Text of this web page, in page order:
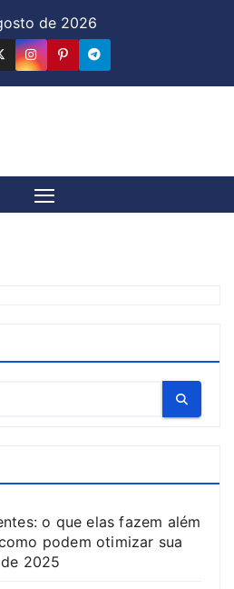
de 2026
o que elas fazem além
podem otimizar sua
2025